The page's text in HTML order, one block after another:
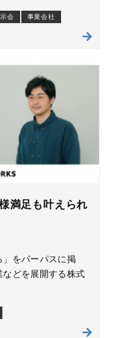
会 事業会社
満足も叶えられ
」をパーパスに掲
どを展開する株式